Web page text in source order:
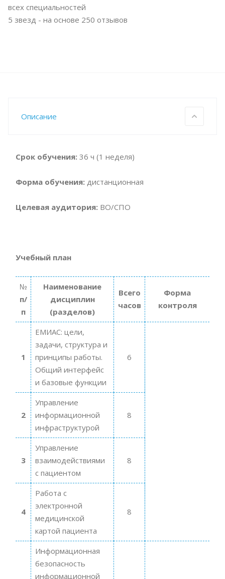
всех специальностей
5 звезд - на основе 250 отзывов
Описание
Срок обучения: 36 ч (1 неделя)
Форма обучения: дистанционная
Целевая аудитория: ВО/СПО
Учебный план
№
п/
п
Наименование
дисциплин
(разделов)
Всего
часов
Форма
контроля
1
ЕМИАС: цели,
задачи, структура и
принципы работы.
Общий интерфейс
и базовые функции
6
2
Управление
информационной
инфраструктурой
8
3
Управление
взаимодействиями
с пациентом
8
4
Работа с
электронной
медицинской
картой пациента
8
Информационная
безопасность
информационной